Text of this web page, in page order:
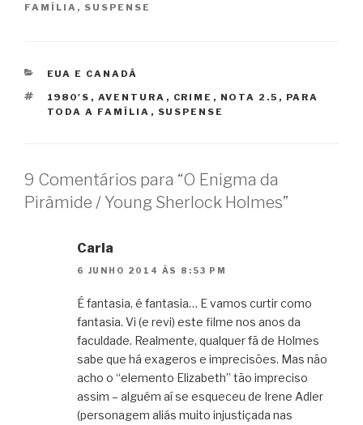
FAMÍLIA , SUSPENSE
CATEGORIAS
EUA E CANADÁ
TAGS
1980'S , AVENTURA , CRIME , NOTA 2.5 , PARA
TODA A FAMÍLIA , SUSPENSE
9 Comentários para “O Enigma da
Pirâmide / Young Sherlock Holmes”
Carla
6 JUNHO 2014 ÀS 8:53 PM
É fantasia, é fantasia… E vamos curtir como
fantasia. Vi (e revi) este filme nos anos da
faculdade. Realmente, qualquer fã de Holmes
sabe que há exageros e imprecisões. Mas não
acho o “elemento Elizabeth” tão impreciso
assim – alguém aí se esqueceu de Irene Adler
(personagem aliás muito injustiçada nas